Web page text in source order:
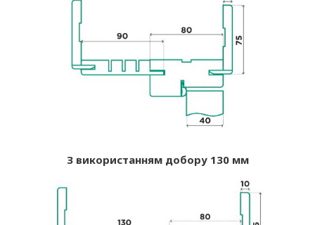
З використанням добору 130 мм